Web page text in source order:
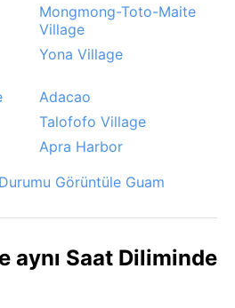
canlı kalmasını
karşı hazırlıklı olmak
Mongmong-Toto-Maite
Village
Yona Village
Adacao
Talofofo Village
Apra Harbor
Görüntüle Guam
aynı Saat Diliminde